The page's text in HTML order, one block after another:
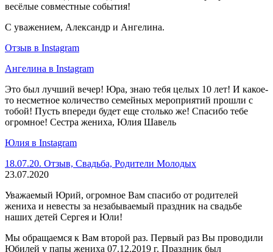
весёлые совместные события!
С уважением, Александр и Ангелина.
Отзыв в Instagram
Ангелина в Instagram
Это был лучший вечер! Юра, знаю тебя целых 10 лет! И какое-
то несметное количество семейных мероприятий прошли с
тобой! Пусть впереди будет еще столько же! Спасибо тебе
огромное! Сестра жениха, Юлия Шавель
Юлия в Instagram
18.07.20. Отзыв, Свадьба, Родители Молодых
23.07.2020
Уважаемый Юрий, огромное Вам спасибо от родителей
жениха и невесты за незабываемый праздник на свадьбе
наших детей Сергея и Юли!
Мы обращаемся к Вам второй раз. Первый раз Вы проводили
Юбилей у папы жениха 07.12.2019 г. Праздник был